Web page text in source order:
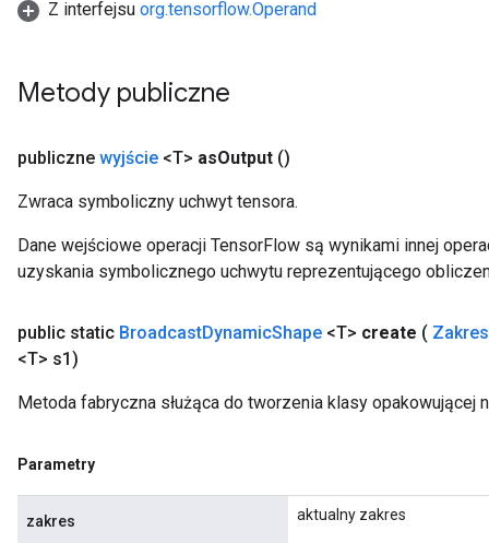
Z interfejsu org.tensorflow.Operand
Metody publiczne
publiczne wyjście <T> asOutput ()
Zwraca symboliczny uchwyt tensora.
Dane wejściowe operacji TensorFlow są wynikami innej
uzyskania symbolicznego uchwytu reprezentującego
public static BroadcastDynamicShape <T> create ( Zakres
<T> s1)
Metoda fabryczna służąca do tworzenia klasy opakowującej
Parametry
zakres aktualny zakres